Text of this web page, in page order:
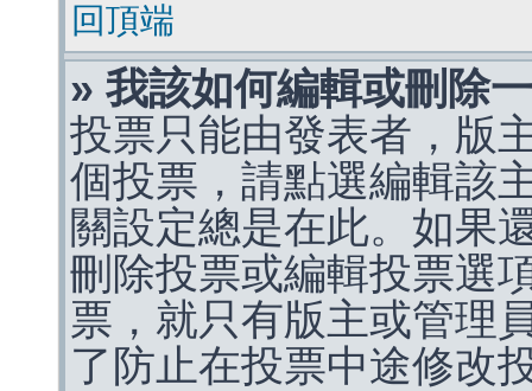
回頂端
» 我該如何編輯或刪除
投票只能由發表者，版
個投票，請點選編輯該
關設定總是在此。如果
刪除投票或編輯投票選
票，就只有版主或管理
了防止在投票中途修改